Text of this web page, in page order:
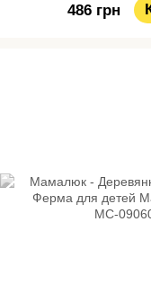
486 грн